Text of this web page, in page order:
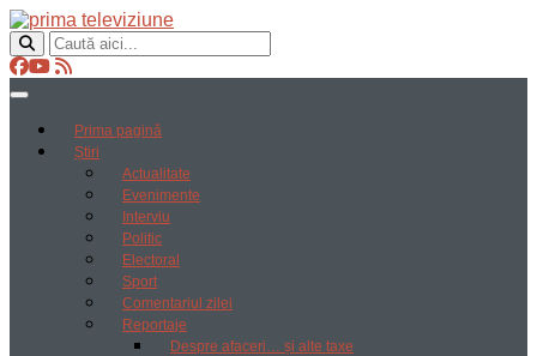
Prima pagină
Știri
Actualitate
Evenimente
Interviu
Politic
Electoral
Sport
Comentariul zilei
Reportaje
Despre afaceri… și alte taxe